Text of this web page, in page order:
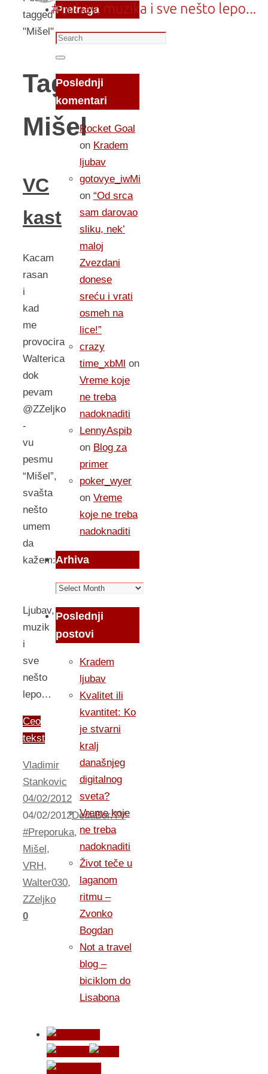
tagged
"Mišel"
Tag:
Mišel
VC
kast
Kacam
rasan
i
kad
me
provocira
Walterica
dok
pevam
@ZZeljko
-
vu
pesmu
“Mišel”,
svašta
nešto
umem
da
kažem:
Ljubav,
muzik
i
sve
nešto
lepo…
Ceo
tekst
Vladimir
Stankovic
04/02/2012
04/02/2012DedaBor.TV
#Preporuka,
Mišel,
VRH,
Walter030,
ZZeljko
0
Pretraga
Search
for:
Search
Poslednji
komentari
Rocket Goal
on Kradem
ljubav
gotovye_iwMi
on “Od srca
sam darovao
sliku, nek’
maloj
Zvezdani
donese
sreću i vrati
osmeh na
lice!”
crazy
time_xbMl on
Vreme koje
ne treba
nadoknaditi
LennyAspib
on Blog za
primer
poker_wyer
on Vreme
koje ne treba
nadoknaditi
Arhiva
Arhiva
Poslednji
postovi
Kradem
ljubav
Kvalitet ili
kvantitet: Ko
je stvarni
kralj
današnjeg
digitalnog
sveta?
Vreme koje
ne treba
nadoknaditi
Život teče u
laganom
ritmu –
Zvonko
Bogdan
Not a travel
blog –
biciklom do
Lisabona